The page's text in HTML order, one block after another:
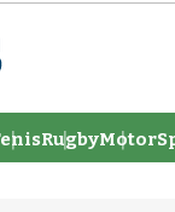
Rugby